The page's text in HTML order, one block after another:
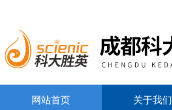
网站首页 关于我们